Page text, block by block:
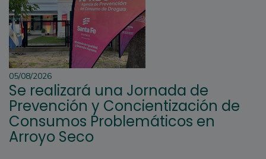
05/08/2026
Se realizará una Jornada de
Prevención y Concientización de
Consumos Problemáticos en
Arroyo Seco